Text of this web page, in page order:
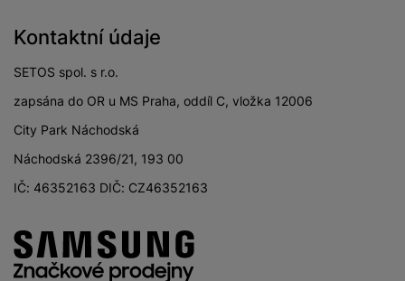
Kontaktní údaje
SETOS spol. s r.o.
zapsána do OR u MS Praha, oddíl C, vložka 12006
City Park Náchodská
Náchodská 2396/21, 193 00
IČ: 46352163 DIČ: CZ46352163